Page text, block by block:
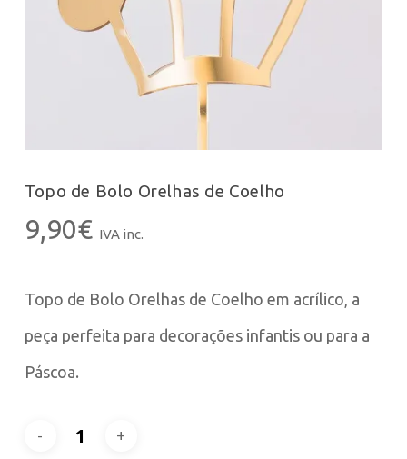
Topo de Bolo Orelhas de Coelho
9,90€ IVA inc.
Topo de Bolo Orelhas de Coelho em acrílico, a
peça perfeita para decorações infantis ou para a
Páscoa.